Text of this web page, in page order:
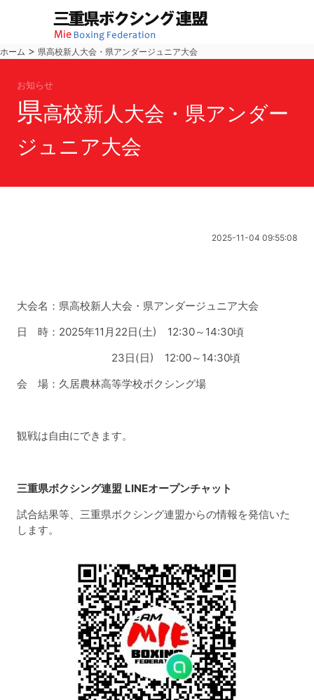
ホーム > 県高校新人大会・県アンダージュニア大会
お知らせ
県高校新人大会・県アンダー
ジュニア大会
2025-11-04 09:55:08
大会名：県高校新人大会・県アンダージュニア大会
日 時：2025年11月22日(土) 12:30～14:30頃
23日(日) 12:00～14:30頃
会 場：久居農林高等学校ボクシング場
観戦は自由にできます。
三重県ボクシング連盟 LINEオープンチャット
試合結果等、三重県ボクシング連盟からの情報を発信いた
します。